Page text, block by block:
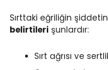
Sırttaki eğriliğin
belirtileri şunlardır:
Sırt ağrısı ve